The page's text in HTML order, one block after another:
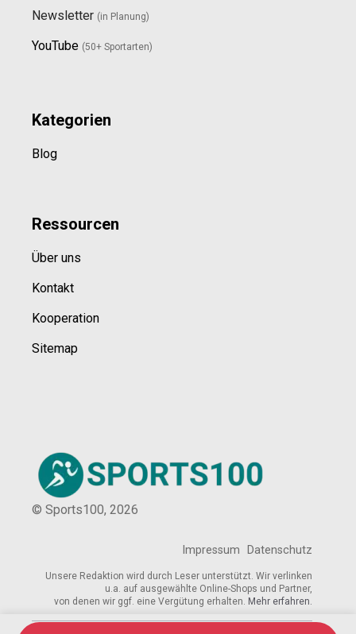
Newsletter (in Planung)
YouTube (50+ Sportarten)
Kategorien
Blog
Ressourcen
Über uns
Kontakt
Kooperation
Sitemap
© Sports100, 2026
Impressum Datenschutz
Unsere Redaktion wird durch Leser unterstützt. Wir verlinken
u.a. auf ausgewählte Online-Shops und Partner,
von denen wir ggf. eine Vergütung erhalten. Mehr erfahren.